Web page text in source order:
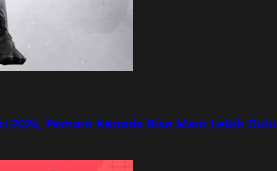
Pemain Kanada Bisa Main Lebih Dulu